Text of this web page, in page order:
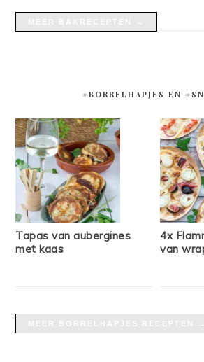
#BORRELHAPJES EN
Tapas van aubergines
met kaas
4x
van